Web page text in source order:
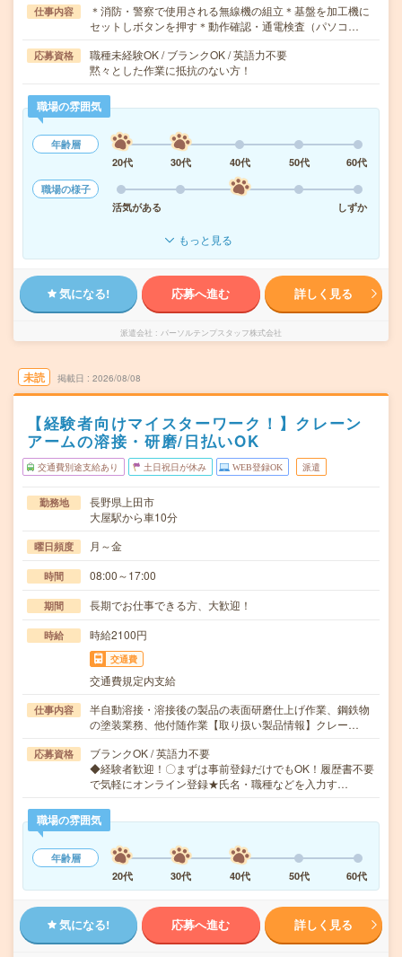
仕事内容
＊消防・警察で使用される無線機の組立＊基盤を加工機に
セットしボタンを押す＊動作確認・通電検査（パソコ…
応募資格
職種未経験OK / ブランクOK / 英語力不要
黙々とした作業に抵抗のない方！
職場の雰囲気
年齢層
20代
30代 40代 50代
60代
職場の様子
活気がある
しずか
もっと見る
気になる! 応募へ進む 詳しく見る
派遣会社 パーソルテンプスタッフ株式会社
未読 掲載日 2026/08/08
【経験者向けマイスターワーク！】クレーン
アームの溶接・研磨/日払いOK
交通費別途支給あり 土日祝日が休み WEB登録OK 派遣
勤務地
長野県上田市
大屋駅から車10分
曜日頻度 月～金
時間 08:00～17:00
期間 長期でお仕事できる方、大歓迎！
時給 時給2100円
交通費
交通費規定内支給
仕事内容
半自動溶接・溶接後の製品の表面研磨仕上げ作業、鋼鉄物
の塗装業務、他付随作業【取り扱い製品情報】クレー…
応募資格
ブランクOK / 英語力不要
◆経験者歓迎！〇まずは事前登録だけでもOK！履歴書不要
で気軽にオンライン登録★氏名・職種などを入力す…
職場の雰囲気
年齢層
20代
30代 40代 50代 60代
気になる! 応募へ進む 詳しく見る